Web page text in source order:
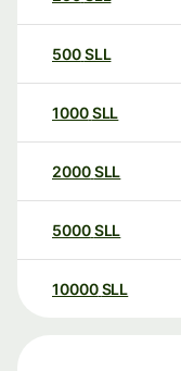
500SLL
1000SLL
2000SLL
5000SLL
10000 SLL